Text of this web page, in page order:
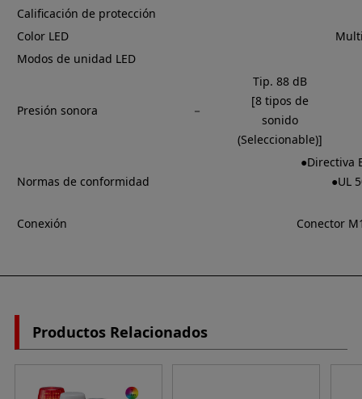
Calificación de protección
Color LED
Modos de unidad LED
Presión sonora －
Tip. 88 dB
[8 tipos de
sonido
(Seleccionable)]
Normas de conformidad
●Directiva
●UL
Conexión Conector
Productos Relacionados